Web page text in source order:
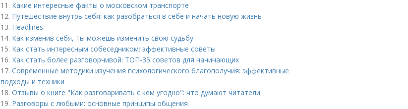
11. Какие интересные факты о московском транспорте
12. Путешествие внутрь себя: как разобраться в себе и начать новую жизнь
13. Headlines:
14. Как изменив себя, ты можешь изменить свою судьбу
15. Как стать интересным собеседником: эффективные советы
16. Как стать более разговорчивой: ТОП-35 советов для начинающих
17. Современные методики изучения психологического благополучия: эффективные
подходы и техники
18. Отзывы о книге "Как разговаривать с кем угодно": что думают читатели
19. Разговоры с любыми: основные принципы общения